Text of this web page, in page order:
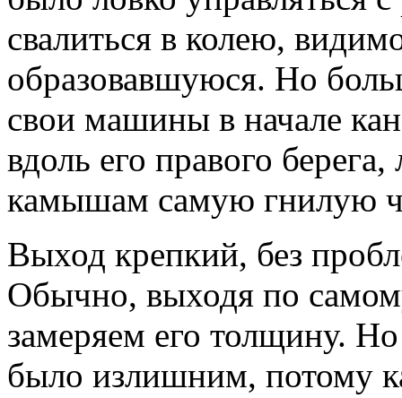
свалиться в колею,
образовавшуюся. Но
свои машины в начале
вдоль его правого
камышам самую гнилую
Выход крепкий, без
Обычно, выходя по
замеряем его толщину.
было излишним, потому